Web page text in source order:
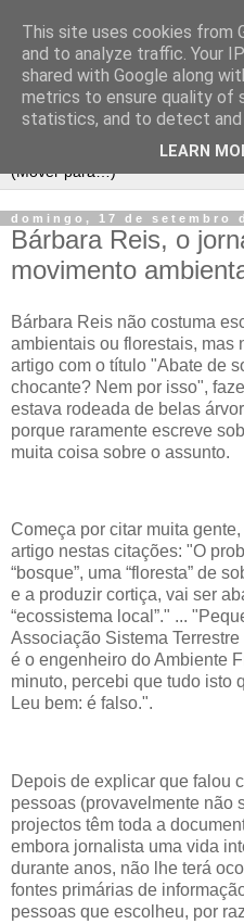
domingo, 17 de setembro
Bárbara Reis, o
movimento
Bárbara Reis não costuma
ambientais ou florestais, mas
artigo com o título "Abate de
chocante? Nem por isso",
estava rodeada de belas
porque raramente escreve
muita coisa sobre o assunto.
Começa por citar muita
artigo nestas citações: "O
“bosque”, uma “floresta” de
e a produzir cortiça, vai ser
“ecossistema local”." ...
Associação Sistema
é o engenheiro do Ambiente
minuto, percebi que tudo isto
Leu bem: é falso.".
Depois de explicar que falou
pessoas (provavelmente não
projectos têm toda a
embora jornalista uma vida
durante anos, não lhe terá
fontes primárias de
pessoas que escolheu, por
This site uses cookies from
and to analyze traffic. Your
shared with Google along
metrics to ensure quality of
statistics, and to detect and
LEARN